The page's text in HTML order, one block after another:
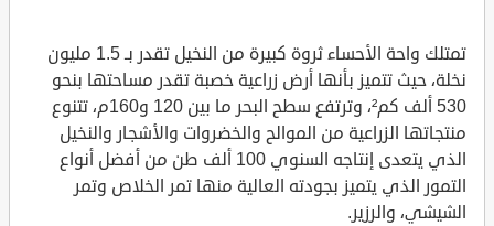
تمتلك واحة الأحساء ثروة كبيرة من النخيل تقدر بـ 1.5 مليون
نخلة، حيث تتميز بأنها أرض زراعية خصبة تقدر مساحتها بنحو
530 ألف كم²، وترتفع سطح البحر ما بين 120 و160م، تتنوع
منتجاتها الزراعية من الموالح والخضروات والأشجار والنخيل
الذي يتعدى إنتاجه السنوي 100 ألف طن من أفضل أنواع
التمور الذي يتميز بجودته العالية منها تمر الخلاص وتمر
الشيشي، والرزير.